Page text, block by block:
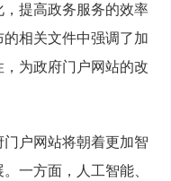
提高政务服务的效率
相关文件中强调了加
为政府门户网站的改
户网站将朝着更加智
一方面，人工智能、